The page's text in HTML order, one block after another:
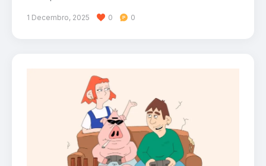
1 Decembro, 2025 0 0